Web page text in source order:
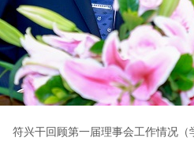
符兴干回顾第一届理事会工作情况（